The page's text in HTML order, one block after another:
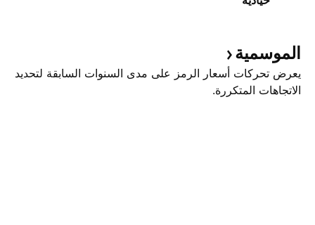
الموسمية
يعرض تحركات أسعار الرمز على مدى السنوات السابقة لتحديد
الاتجاهات المتكررة.